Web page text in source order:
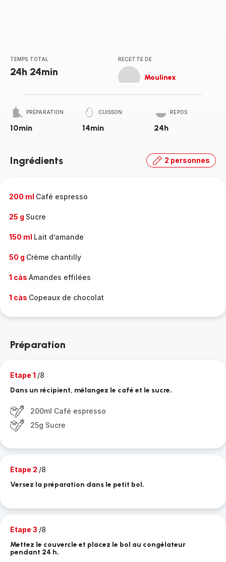
TEMPS TOTAL
24h 24min
RECETTE DE
Moulinex
PRÉPARATION
10min
CUISSON
14min
REPOS
24h
Ingrédients 2 personnes
200 ml Café espresso
25 g Sucre
150 ml Lait d’amande
50 g Crème chantilly
1 càs Amandes effilées
1 càs Copeaux de chocolat
Préparation
Etape 1 /8
Dans un récipient, mélangez le café et le sucre.
200ml Café espresso
25g Sucre
Etape 2 /8
Versez la préparation dans le petit bol.
Etape 3 /8
Mettez le couvercle et placez le bol au congélateur
pendant 24 h.